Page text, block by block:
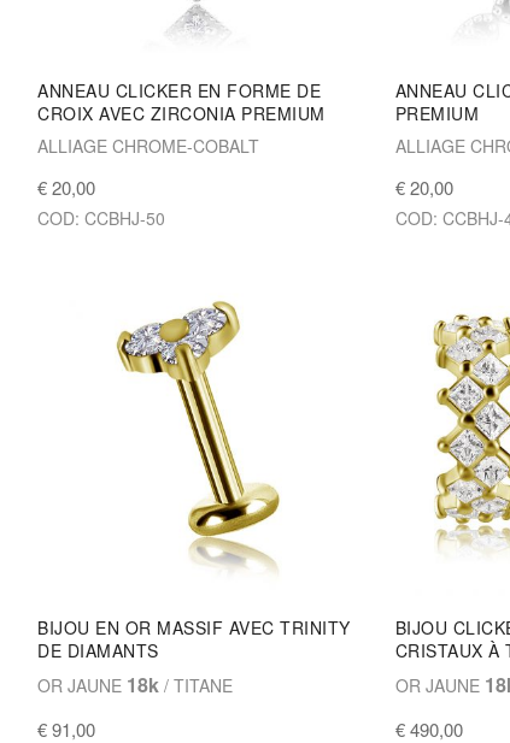
ANNEAU CLICKER EN FORME DE
CROIX AVEC ZIRCONIA PREMIUM
ALLIAGE CHROME-COBALT
€ 20,00
COD: CCBHJ-50
ANNEAU
PREMIUM
ALLIAGE
€ 20,00
COD: CCBHJ-
BIJOU EN OR MASSIF AVEC TRINITY
DE DIAMANTS
OR JAUNE 18k / TITANE
€ 91,00
BIJOU
CRISTAUX À
OR JAUNE
€ 490,00